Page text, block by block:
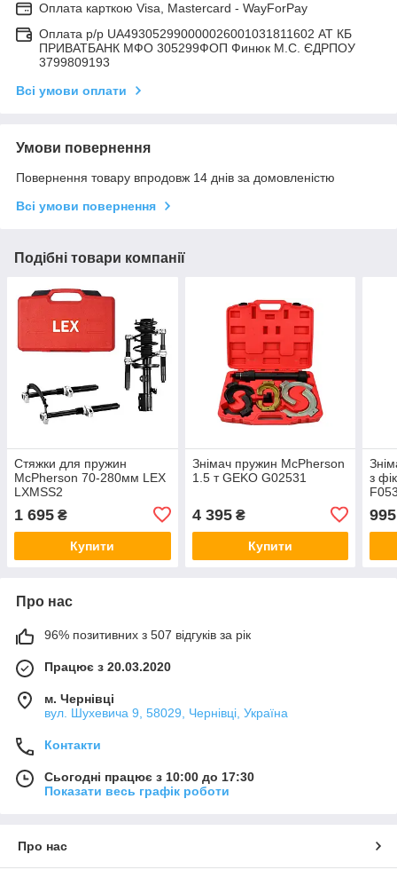
Оплата карткою Visa, Mastercard - WayForPay
Оплата р/р UA493052990000026001031811602 АТ КБ
ПРИВАТБАНК МФО 305299ФОП Финюк М.С. ЄДРПОУ
3799809193
Всі умови оплати
Умови повернення
Повернення товару впродовж 14 днів за домовленістю
Всі умови повернення
Подібні товари компанії
Стяжки для пружин
McPherson 70-280мм LEX
LXMSS2
1 695 ₴
Купити
Знімач пружин McPherson
1.5 т GEKO G02531
4 395₴
Купити
з
995
Про нас
96% позитивних з 507 відгуків за рік
Працює з 20.03.2020
м. Чернівці
вул. Шухевича 9, 58029, Чернівці, Україна
Контакти
Сьогодні працює з 10:00 до 17:30
Показати весь графік роботи
Про нас